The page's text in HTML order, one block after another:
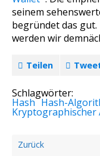
seinem
begründet das
werden wir
Teilen
Schlagwörter:
Hash Hash-
Kryptographischer
Zurück